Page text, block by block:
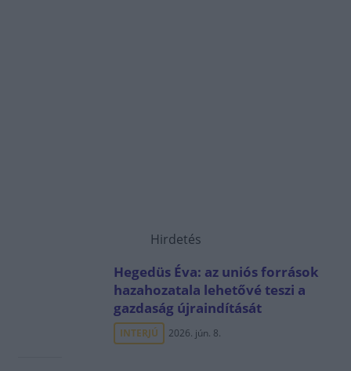
Hirdetés
Hegedüs Éva: az uniós források
hazahozatala lehetővé teszi a
gazdaság újraindítását
INTERJÚ 2026. jún. 8.